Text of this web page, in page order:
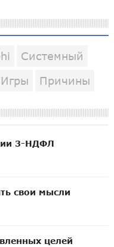
Системный
Игры Причины
3-НДФЛ
свои мысли
целей